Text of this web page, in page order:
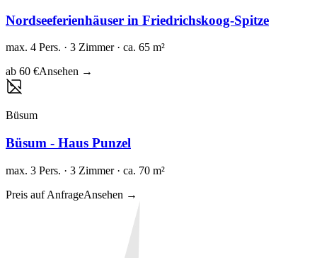
Nordseeferienhäuser in Friedrichskoog-Spitze
max. 4 Pers. · 3 Zimmer · ca. 65 m²
ab 60 €Ansehen →
Büsum
Büsum - Haus Punzel
max. 3 Pers. · 3 Zimmer · ca. 70 m²
Preis auf AnfrageAnsehen →